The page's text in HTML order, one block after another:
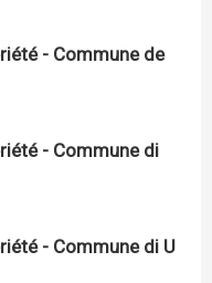
- Commune de
- Commune di
- Commune di U